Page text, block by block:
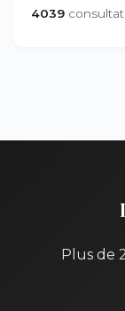
4039
Plus de